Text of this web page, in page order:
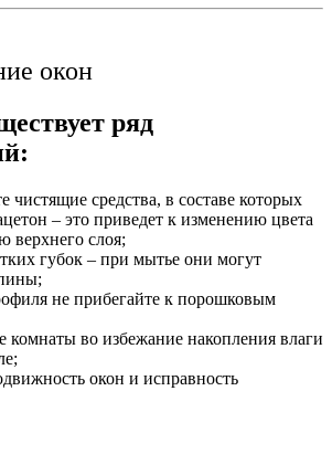
ряд
чистящие средства, в составе которых
– это приведет к изменению цвета
верхнего слоя;
губок – при мытье они могут
не прибегайте к порошковым
комнаты во избежание накопления влаги
окон и исправность